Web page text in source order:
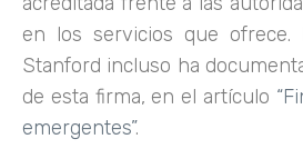
en los servicios que ofrece.
Stanford incluso ha
de esta firma, en el artículo
emergentes”.